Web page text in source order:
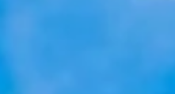
—